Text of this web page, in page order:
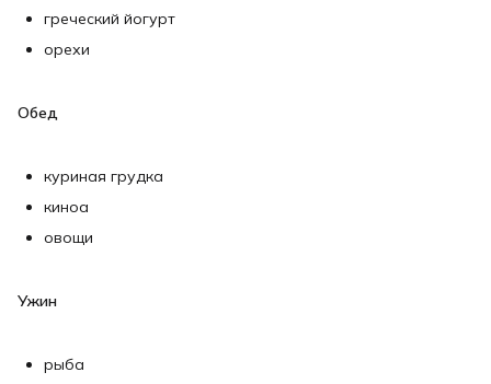
греческий йогурт
орехи
Обед
куриная грудка
киноа
овощи
Ужин
рыба